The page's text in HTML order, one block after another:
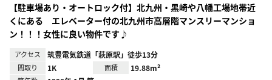
【駐車場あり・オートロック付】北九州・黒崎や八幡工場地帯近
くにある エレベーター付の北九州市高層階マンスリーマンショ
ン！！！女性に良い物件です♪
アクセス 筑豊電気鉄道「萩原駅」徒歩13分
間取り 1K 面積 19.88m²